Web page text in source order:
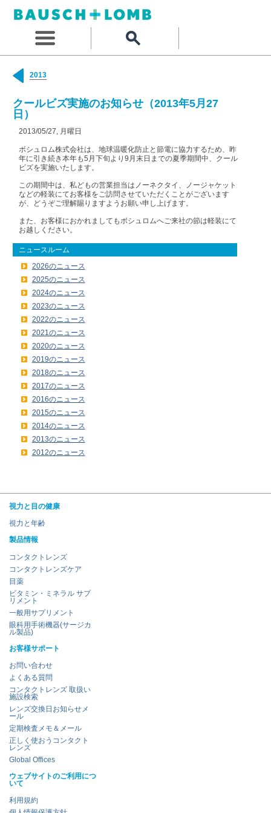
2013
クールビズ実施のお知らせ（2013年5月27
日）
2013/05/27, 月曜日
ボシュロム株式会社は、地球温暖化防止と節電に協力するため、昨
年に引き続き本年も5月下旬より9月末日までの夏季期間中、クール
ビズを実施いたします。
この期間中は、私どもの営業担当はノーネクタイ、ノージャケット
などの軽装にてお客様をご訪問させていただくことがございます
が、どうぞご理解賜りますようお願い申し上げます。
また、お客様におかれましてもボシュロムへご来社の節は軽装にて
お越しください。
ニュースルーム
2026のニュース
2025のニュース
2024のニュース
2023のニュース
2022のニュース
2021のニュース
2020のニュース
2019のニュース
2018のニュース
2017のニュース
2016のニュース
2015のニュース
2014のニュース
2013のニュース
2012のニュース
視力と目の健康
視力と年齢
製品情報
コンタクトレンズ
コンタクトレンズケア
目薬
ビタミン・ミネラル サプ
リメント
一般用サプリメント
眼科用手術機器(サージカ
ル製品)
お客様サポート
お問い合わせ
よくある質問
コンタクトレンズ 取扱い
施設検索
レンズ交換日お知らせメ
ール
定期検査メモ＆メール
正しく使おうコンタクト
レンズ
Global Offices
ウェブサイトのご利用につ
いて
利用規約